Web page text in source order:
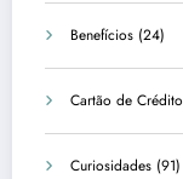
Benefícios (24)
Cartão de Crédito
Curiosidades (91)